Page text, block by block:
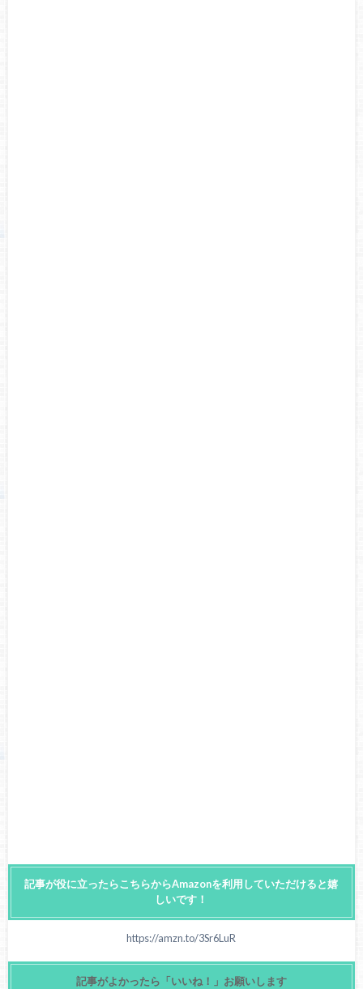
記事が役に立ったらこちらからAmazonを利用していただけると嬉
しいです！
https://amzn.to/3Sr6LuR
記事がよかったら「いいね！」お願いします